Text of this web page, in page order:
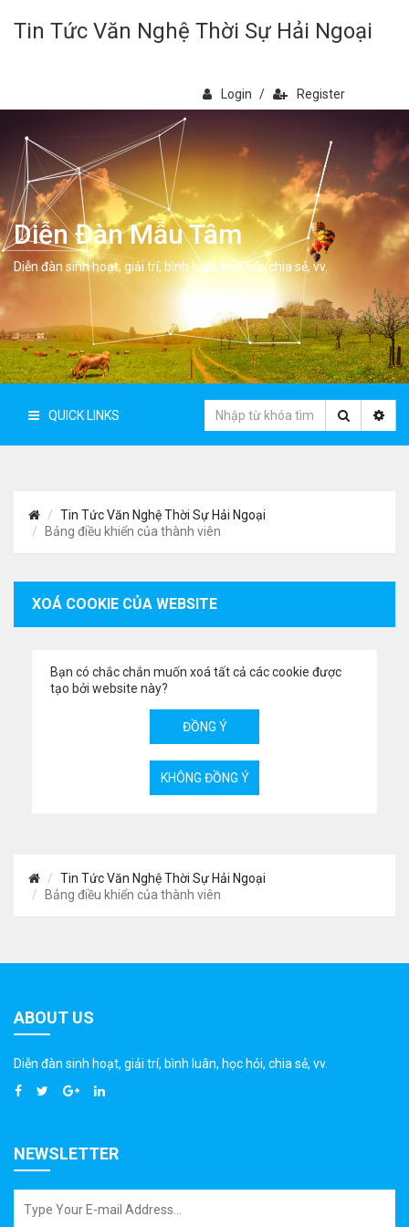
Tin Tức Văn Nghệ Thời Sự Hải Ngoại
Login / Register
Diễn Đàn Mẫu Tâm
Diễn đàn sinh hoạt, giải trí, bình luân, học hỏi, chia sẻ, vv.
QUICK LINKS
Tin Tức Văn Nghệ Thời Sự Hải Ngoại
Bảng điều khiển của thành viên
XOÁ COOKIE CỦA WEBSITE
Bạn có chắc chắn muốn xoá tất cả các cookie được
tạo bởi website này?
Tin Tức Văn Nghệ Thời Sự Hải Ngoại
Bảng điều khiển của thành viên
ABOUT US
Diễn đàn sinh hoạt, giải trí, bình luân, học hỏi, chia sẻ, vv.
NEWSLETTER